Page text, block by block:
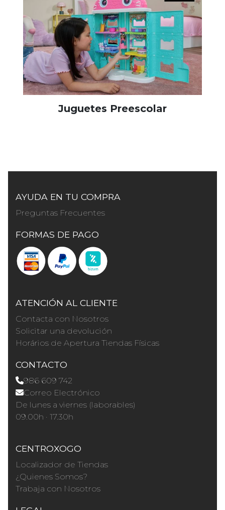
Juguetes Preescolar
AYUDA EN TU COMPRA
Preguntas Frecuentes
FORMAS DE PAGO
ATENCIÓN AL CLIENTE
Contacta con Nosotros
Solicitar una devolución
Horários de Apertura Tiendas Físicas
CONTACTO
986 609 742
Correo Electrónico
De lunes a viernes (laborables)
09.00h · 17.30h
CENTROXOGO
Localizador de Tiendas
¿Quienes Somos?
Trabaja con Nosotros